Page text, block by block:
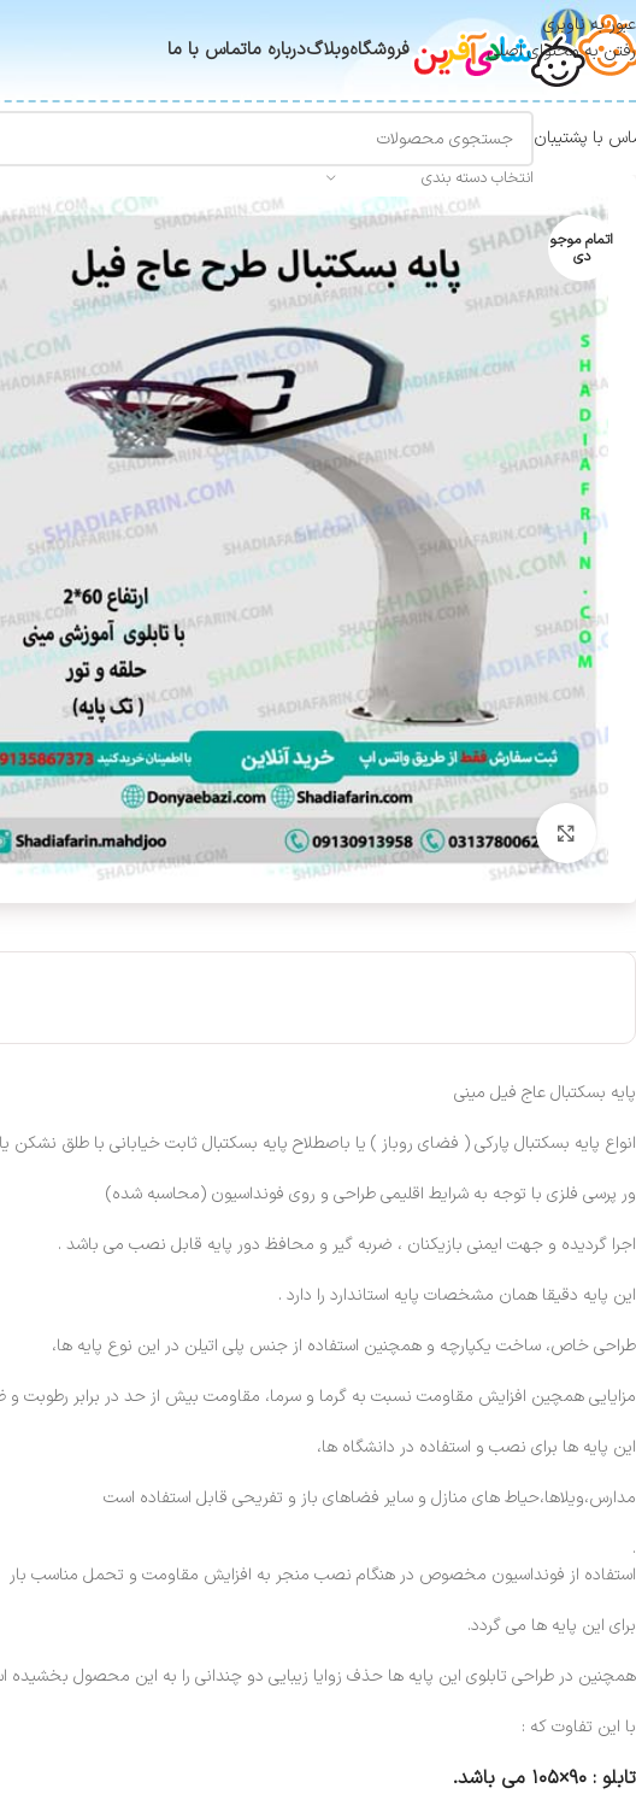
عبور به ناوبری
رفتن به محتوای اصلی
فروشگاهوبلاگدرباره ماتماس با ما
با پشتیبان
انتخاب دسته بندی
اتمام موجو
دی
بزرگنمایی تصویر
پایه بسکتبال عاج فیل مینی
انواع پایه بسکتبال پارکی ( فضای روباز ) یا باصطلاح پایه بسکتبال ثابت خیابانی با طلق نشکن
ور پرسی فلزی با توجه به شرایط اقلیمی طراحی و روی فونداسیون (محاسبه شده)
اجرا گردیده و جهت ایمنی بازیکنان ، ضربه گیر و محافظ دور پایه قابل نصب می باشد .
این پایه دقیقا همان مشخصات پایه استاندارد را دارد .
طراحی خاص، ساخت یکپارچه و همچنین استفاده از جنس پلی اتیلن در این نوع پایه ها،
مزایایی همچین افزایش مقاومت نسبت به گرما و سرما، مقاومت بیش از حد در برابر رطوبت و
این پایه ها برای نصب و استفاده در دانشگاه ها،
مدارس،ویلاها،حیاط های منازل و سایر فضاهای باز و تفریحی قابل استفاده است
.
استفاده از فونداسیون مخصوص در هنگام نصب منجر به افزایش مقاومت و تحمل مناسب بار
برای این پایه ها می گردد.
همچنین در طراحی تابلوی این پایه ها حذف زوایا زیبایی دو چندانی را به این محصول بخشیده
با این تفاوت که :
تابلو : ۹۰×۱۰۵ می باشد.